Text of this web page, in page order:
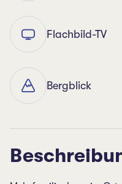
Flachbild-TV
Bergblick